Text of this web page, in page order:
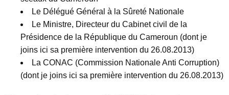
Le Délégué Général à la Sûreté Nationale
Le Ministre, Directeur du Cabinet civil de la
Présidence de la République du Cameroun (dont je
joins ici sa première intervention du 26.08.2013)
La CONAC (Commission Nationale Anti Corruption)
(dont je joins ici sa première intervention du 26.08.2013)